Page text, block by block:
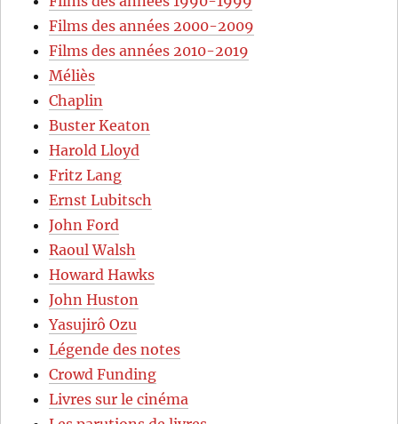
Films des années 2000-2009
Films des années 2010-2019
Méliès
Chaplin
Buster Keaton
Harold Lloyd
Fritz Lang
Ernst Lubitsch
John Ford
Raoul Walsh
Howard Hawks
John Huston
Yasujirô Ozu
Légende des notes
Crowd Funding
Livres sur le cinéma